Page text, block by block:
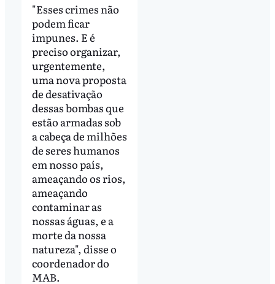
"Esses crimes não
podem ficar
impunes. E é
preciso organizar,
urgentemente,
uma nova proposta
de desativação
dessas bombas que
estão armadas sob
a cabeça de milhões
de seres humanos
em nosso país,
ameaçando os rios,
ameaçando
contaminar as
nossas águas, e a
morte da nossa
natureza", disse o
coordenador do
MAB.